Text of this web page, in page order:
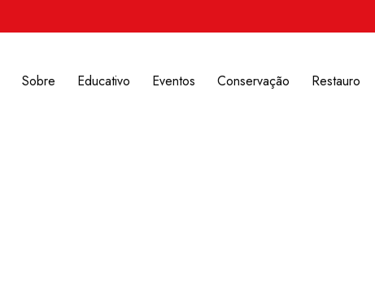
Sobre Educativo Eventos Conservação Restauro